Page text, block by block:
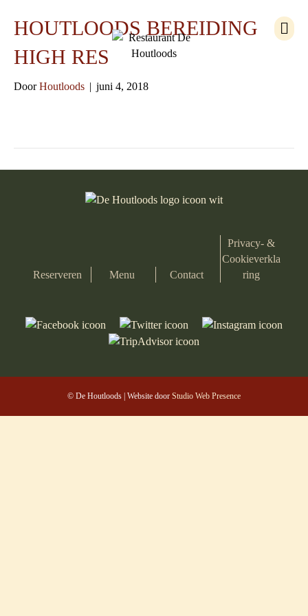
M
e
HOUTLOODS BEREIDING
HIGH RES
DoorHoutloods | juni 4, 2018
Reserveren Menu Contact
Privacy- &
Cookieverkla
ring
© De Houtloods | Website door Studio Web Presence